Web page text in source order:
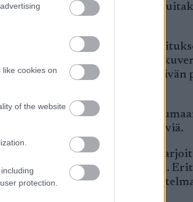
cookies on
of the website
protection.
Kotiarjessa vain on paljon
lihaskireydet ja
paikkojen availut ja hyvän
treenin, joka riippui päivän
venyttelyjä, sopivaan
ja pitää joitain ihan lepopäiviä.
ja palautellut kunnolla, oli
korkeina laktaattiarvoina.
alkuperäisestä